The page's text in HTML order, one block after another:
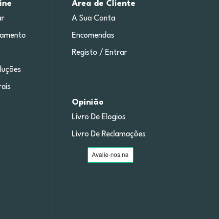
Área de Cliente
A Sua Conta
Encomendas
Registo / Entrar
Opinião
Livro De Elogios
Livro De Reclamações